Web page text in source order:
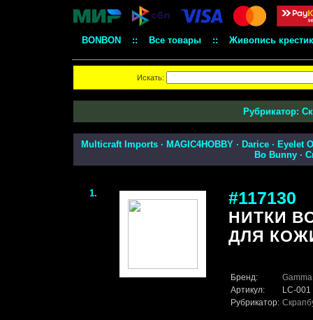
BONBON :: Все товары :: Живопись
Искать:
Рубрикатор:
Multicraft Imports· MAGIC4HOBBY· Darice· Eyelet
Bo Bunny·
1. #117130
НИТКИ
ДЛЯ
Бренд:
Gamma
Артикул:
LC-001
Рубрикатор: